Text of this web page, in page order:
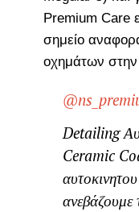
Premium Care
σημείο
οχημάτων
Detailing
Ceramic
ανεβάζουμε